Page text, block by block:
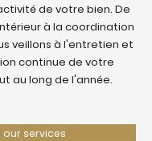
de votre bien. De
à la coordination
veillons à l'entretien et
continue de votre
au long de l'année.
our services